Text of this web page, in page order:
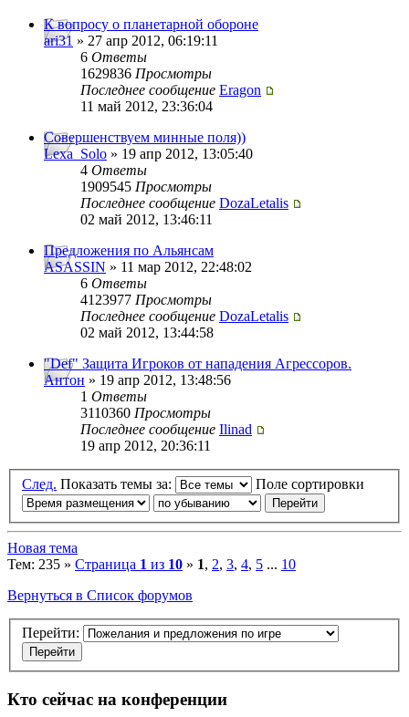
К вопросу о планетарной обороне
ari31 » 27 апр 2012, 06:19:11
6 Ответы
1629836 Просмотры
Последнее сообщение Eragon
11 май 2012, 23:36:04
Совершенствуем минные поля))
Lexa_Solo » 19 апр 2012, 13:05:40
4 Ответы
1909545 Просмотры
Последнее сообщение DozaLetalis
02 май 2012, 13:46:11
Предложения по Альянсам
ASASSIN » 11 мар 2012, 22:48:02
6 Ответы
4123977 Просмотры
Последнее сообщение DozaLetalis
02 май 2012, 13:44:58
"Def" Защита Игроков от нападения Агрессоров.
Антон » 19 апр 2012, 13:48:56
1 Ответы
3110360 Просмотры
Последнее сообщение Ilinad
19 апр 2012, 20:36:11
След. Показать темы за: Поле сортировки
Новая тема
Тем: 235 » Страница 1 из 10 » 1, 2, 3, 4, 5 ... 10
Вернуться в Список форумов
Перейти:
Кто сейчас на конференции